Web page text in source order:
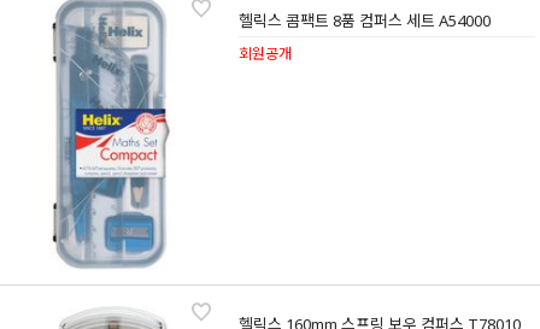
헬릭스 콤팩트 8품 컴퍼스 세트 A54000
회원공개
헬릭스 160mm 스프링 보우 컴퍼스 T78010